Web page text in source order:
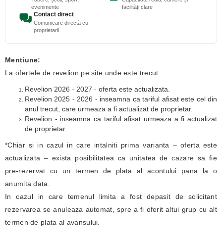
evenimente
facilități clare
Contact direct
Comunicare directă cu
proprietarii
Mentiune:
La ofertele de revelion pe site unde este trecut:
Revelion 2026 - 2027 - oferta este actualizata.
Revelion 2025 - 2026 - inseamna ca tariful afisat este cel din
anul trecut, care urmeaza a fi actualizat de proprietar.
Revelion - inseamna ca tariful afisat urmeaza a fi actualizat
de proprietar.
*Chiar si in cazul in care intalniti prima varianta – oferta este
actualizata – exista posibilitatea ca unitatea de cazare sa fie
pre-rezervat cu un termen de plata al acontului pana la o
anumita data.
In cazul in care temenul limita a fost depasit de solicitant
rezervarea se anuleaza automat, spre a fi oferit altui grup cu alt
termen de plata al avansului.